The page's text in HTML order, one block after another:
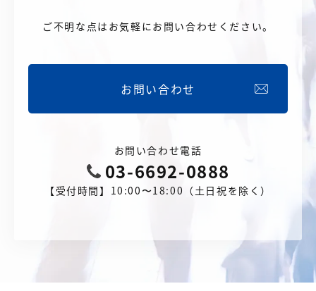
ご不明な点はお気軽にお問い合わせください。
お問い合わせ
お問い合わせ電話
03-6692-0888
【受付時間】10:00〜18:00（土日祝を除く）